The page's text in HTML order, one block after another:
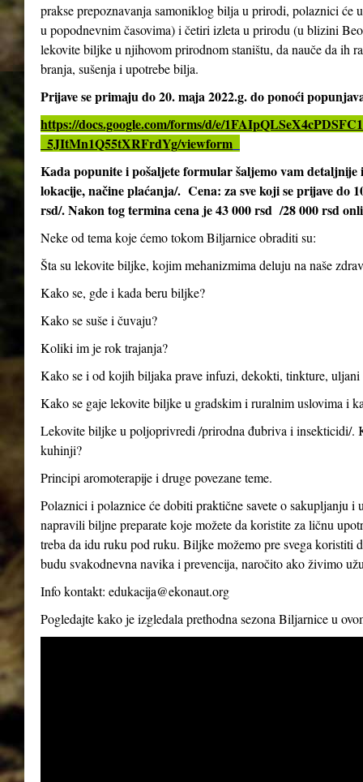
prakse prepoznavanja samoniklog bilja u prirodi, polaznici će
u popodnevnim časovima) i četiri izleta u prirodu (u blizini
lekovite biljke u njihovom prirodnom staništu, da nauče da ih
branja, sušenja i upotrebe bilja.
Prijave se primaju do 20. maja 2022.g. do ponoći
https://docs.google.com/forms/d/e/
_5JItMn1Q55tXRFrdYg/viewform
Kada popunite i pošaljete formular šaljemo vam
lokacije, načine plaćanja/. Cena: za sve koji se prijave do
rsd/. Nakon tog termina cena je 43 000 rsd /28 000 rsd
Neke od tema koje ćemo tokom Biljarnice obraditi su:
Šta su lekovite biljke, kojim mehanizmima deluju na naše
Kako se, gde i kada beru biljke?
Kako se suše i čuvaju?
Koliki im je rok trajanja?
Kako se i od kojih biljaka prave infuzi, dekokti, tinkture, uljani
Kako se gaje lekovite biljke u gradskim i ruralnim uslovima i
Lekovite biljke u poljoprivredi /prirodna đubriva i insekticidi/.
kuhinji?
Principi aromoterapije i druge povezane teme.
Polaznici i polaznice će dobiti praktične savete o sakupljanju
napravili biljne preparate koje možete da koristite za ličnu
treba da idu ruku pod ruku. Biljke možemo pre svega koristiti
budu svakodnevna navika i prevencija, naročito ako živimo
Info kontakt: edukacija@ekonaut.org
Pogledajte kako je izgledala prethodna sezona Biljarnice u